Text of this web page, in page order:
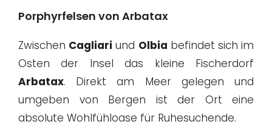
Porphyrfelsen von Arbatax
Zwischen Cagliari und Olbia befindet sich im
Osten der Insel das kleine Fischerdorf
Arbatax. Direkt am Meer gelegen und
umgeben von Bergen ist der Ort eine
absolute Wohlfühloase für Ruhesuchende.